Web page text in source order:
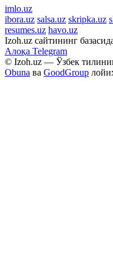
imlo.uz
ibora.uz salsa.uz skripka.uz
resumes.uz havo.uz
Izoh.uz сайтининг
Алоқа Telegram
© Izoh.uz — Ўзбек
Obuna ва GoodGroup